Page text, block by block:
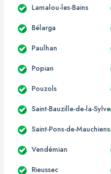
Lamalou-les-Bains
Bélarga
Paulhan
Popian
Pouzols
Saint-Bauzille-de-la-Sylve
Saint-Pons-de-Mauchiens
Vendémian
Rieussec